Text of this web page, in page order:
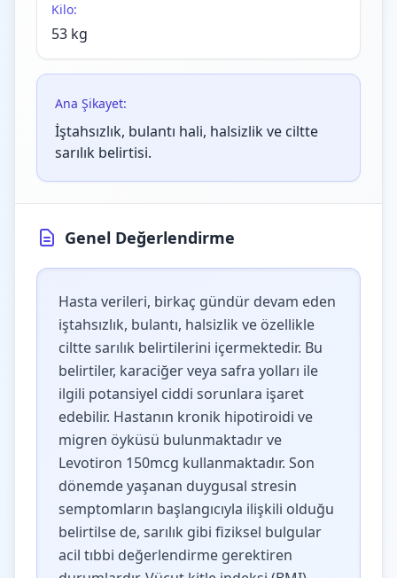
Kilo:
53 kg
Ana Şikayet:
İştahsızlık, bulantı hali, halsizlik ve ciltte
sarılık belirtisi.
Genel Değerlendirme
Hasta verileri, birkaç gündür devam eden
iştahsızlık, bulantı, halsizlik ve özellikle
ciltte sarılık belirtilerini içermektedir. Bu
belirtiler, karaciğer veya safra yolları ile
ilgili potansiyel ciddi sorunlara işaret
edebilir. Hastanın kronik hipotiroidi ve
migren öyküsü bulunmaktadır ve
Levotiron 150mcg kullanmaktadır. Son
dönemde yaşanan duygusal stresin
semptomların başlangıcıyla ilişkili olduğu
belirtilse de, sarılık gibi fiziksel bulgular
acil tıbbi değerlendirme gerektiren